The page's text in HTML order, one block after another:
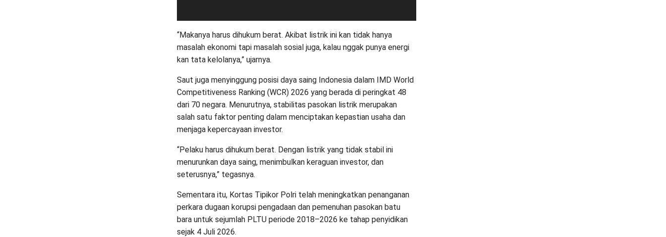
“Makanya harus dihukum berat. Akibat listrik ini kan tidak hanya
masalah ekonomi tapi masalah sosial juga, kalau nggak punya energi
kan tata kelolanya,” ujarnya.
Saut juga menyinggung posisi daya saing Indonesia dalam IMD World
Competitiveness Ranking (WCR) 2026 yang berada di peringkat 48
dari 70 negara. Menurutnya, stabilitas pasokan listrik merupakan
salah satu faktor penting dalam menciptakan kepastian usaha dan
menjaga kepercayaan investor.
“Pelaku harus dihukum berat. Dengan listrik yang tidak stabil ini
menurunkan daya saing, menimbulkan keraguan investor, dan
seterusnya,” tegasnya.
Sementara itu, Kortas Tipikor Polri telah meningkatkan penanganan
perkara dugaan korupsi pengadaan dan pemenuhan pasokan batu
bara untuk sejumlah PLTU periode 2018–2026 ke tahap penyidikan
sejak 4 Juli 2026.